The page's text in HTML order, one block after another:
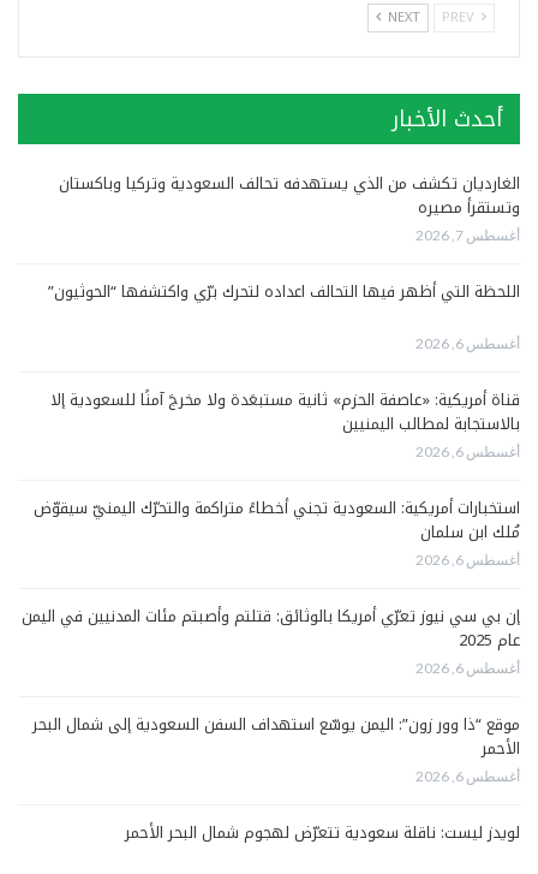
NEXT
أحدث الأخبار
الغارديان تكشف من الذي يستهدفه تحالف السعودية وتركيا وباكستان
وتستقرأ مصيره
أغسطس 7, 2026
اللحظة التي أظهر فيها التحالف اعداده لتحرك برّي واكتشفها “الحوثيون”
أغسطس 6, 2026
قناة أمريكية: «عاصفة الحزم» ثانية مستبعَدة ولا مخرجَ آمنًا للسعودية إلا
بالاستجابة لمطالب اليمنيين
أغسطس 6, 2026
استخبارات أمريكية: السعودية تجني أخطاءً متراكمة والتحرّك اليمنيّ سيقوّض
مُلك ابن سلمان
أغسطس 6, 2026
إن بي سي نيوز تعرّي أمريكا بالوثائق: قتلتم وأصبتم مئات المدنيين في اليمن
عام 2025
أغسطس 6, 2026
موقع “ذا وور زون”: اليمن يوسّع استهداف السفن السعودية إلى شمال البحر
الأحمر
أغسطس 6, 2026
لويدز ليست: ناقلة سعودية تتعرّض لهجوم شمال البحر الأحمر